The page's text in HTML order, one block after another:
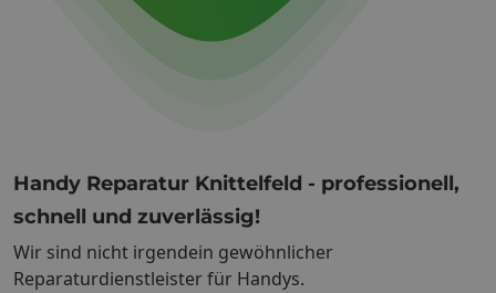
Handy Reparatur Knittelfeld - professionell,
schnell und zuverlässig!
Wir sind nicht irgendein gewöhnlicher
Reparaturdienstleister für Handys.